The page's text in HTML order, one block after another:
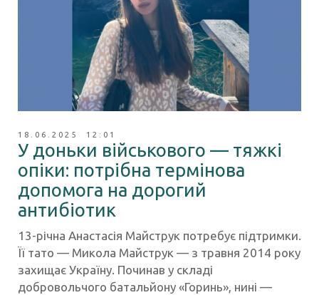
18.06.2025 12:01
У доньки військового — тяжкі
опіки: потрібна термінова
допомога на дорогий
антибіотик
13-річна Анастасія Майструк потребує підтримки.
Її тато — Микола Майструк — з травня 2014 року
захищає Україну. Починав у складі
добровольчого батальйону «Горинь», нині —